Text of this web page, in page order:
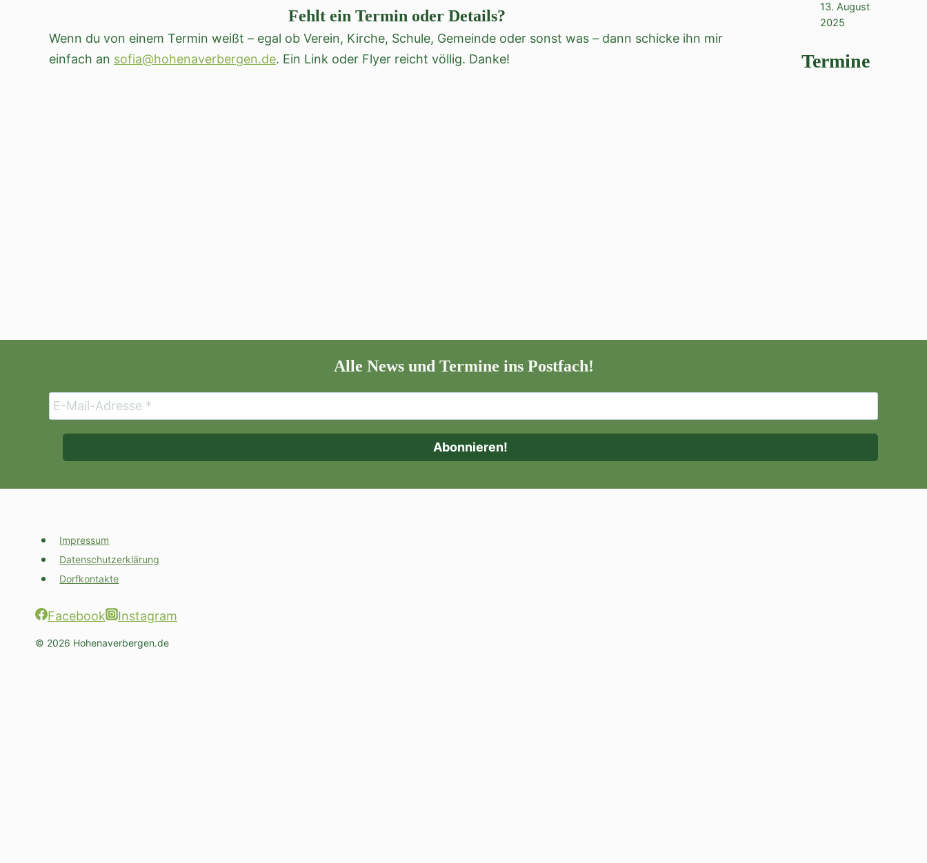
Fehlt ein Termin oder Details?
Wenn du von einem Termin weißt – egal ob Verein, Kirche, Schule, Gemeinde oder sonst was – dann schicke ihn mir
einfach an sofia@hohenaverbergen.de. Ein Link oder Flyer reicht völlig. Danke!
13. August
2025
Termine
Alle News und Termine ins Postfach!
Impressum
Datenschutzerklärung
Dorfkontakte
Facebook Instagram
© 2026 Hohenaverbergen.de